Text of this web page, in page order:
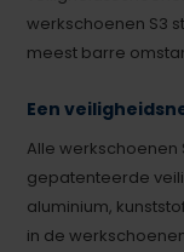
werkschoenen S3
meest barre
Een
Alle werkschoenen
gepatenteerde
aluminium,
in de